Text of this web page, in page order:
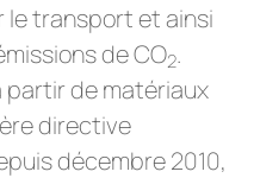
le transport et ainsi
de CO2.
de matériaux
directive
décembre 2010,